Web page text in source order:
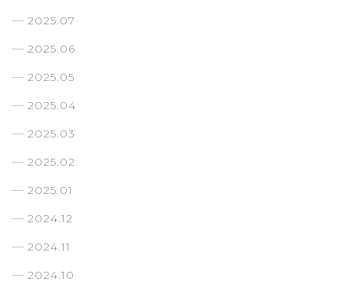
2025.07
2025.06
2025.05
2025.04
2025.03
2025.02
2025.01
2024.12
2024.11
2024.10